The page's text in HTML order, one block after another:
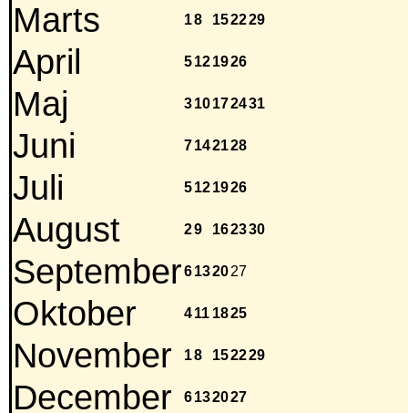
Marts 18 152229
April 5121926
Maj 310172431
Juni 7142128
Juli 5121926
August 29 162330
September6132027
Oktober 411 1825
November 18 152229
December 6132027